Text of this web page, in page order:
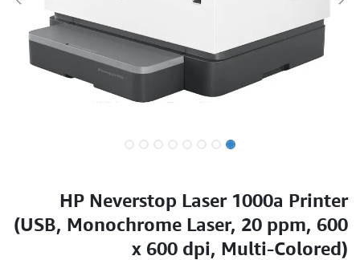
HP Neverstop Laser 1000a Printer
(USB, Monochrome Laser, 20 ppm, 600
x 600 dpi, Multi-Colored)